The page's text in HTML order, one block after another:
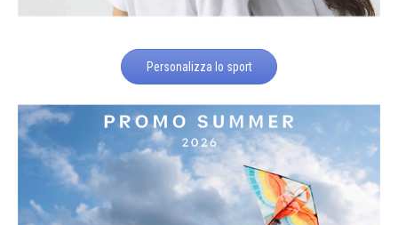
Personalizza lo sport